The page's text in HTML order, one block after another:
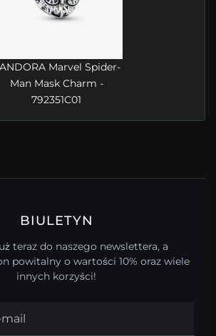
Marvel Spider-
Man Mask Charm -
792351C01
BIULETYN
teraz do naszego newslettera, a
powitalny o wartości 10% oraz wiele
innych korzyści!